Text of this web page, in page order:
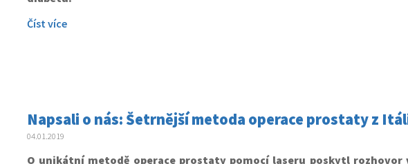
Číst více
Napsali o nás: Šetrnější metoda operace prostaty z
04.01.2019
O unikátní metodě operace prostaty pomocí laseru poskytl rozhovor